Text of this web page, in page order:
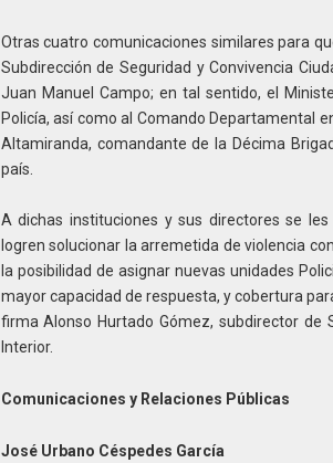
Otras cuatro comunicaciones similares para
Subdirección de Seguridad y Convivencia
Juan Manuel Campo; en tal sentido, el
Policía, así como al Comando Departamental
Altamiranda, comandante de la Décima
país.
A dichas instituciones y sus directores se
logren solucionar la arremetida de violencia
la posibilidad de asignar nuevas unidades
mayor capacidad de respuesta, y cobertura
firma Alonso Hurtado Gómez, subdirector de
Interior.
Comunicaciones y Relaciones Públicas
José Urbano Céspedes García